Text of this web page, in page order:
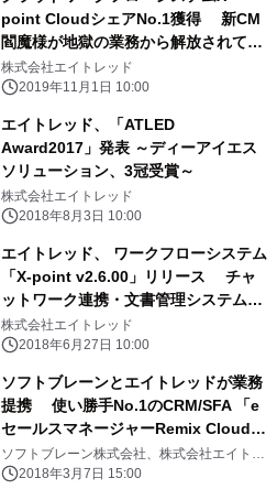
point CloudシェアNo.1獲得 新CM
閻魔様が地獄の業務から解放されて超
ご機嫌！
株式会社エイトレッド
2019年11月1日 10:00
エイトレッド、「ATLED
Award2017」発表 ～ディーアイエス
ソリューション、3冠受賞～
株式会社エイトレッド
2018年8月3日 10:00
エイトレッド、 ワークフローシステム
「X-point v2.6.00」リリース チャ
ットワーク連携・文書管理システム連
携強化
株式会社エイトレッド
2018年6月27日 10:00
ソフトブレーンとエイトレッドが業務
提携 使い勝手No.1のCRM/SFA 「e
セールスマネージャーRemix Cloud」
の ワークフロー機能強化の開発基盤に
「ATLED Work Platform」を採用
ソフトブレーン株式会社、株式会社エイトレ
ッド2018年3月7日 15:00